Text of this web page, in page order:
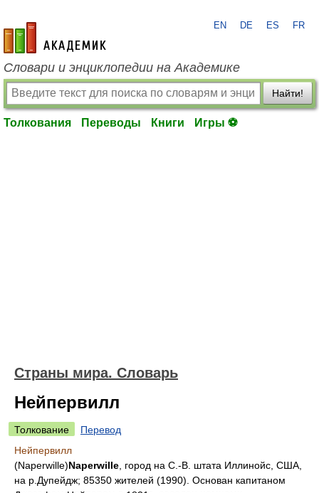
academic.ru
EN DE ES FR
Словари и энциклопедии на Академике
Найти!
Толкования Переводы Книги Игры ⚽
Страны мира. Словарь
Нейпервилл
Толкование
Перевод
Нейпервилл
(Naperwille)Naperwille , город на С.-В. штата Иллинойс, США,
на р.Дупейдж; 85350 жителей (1990). Основан капитаном